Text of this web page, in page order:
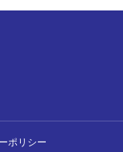
ポリシー